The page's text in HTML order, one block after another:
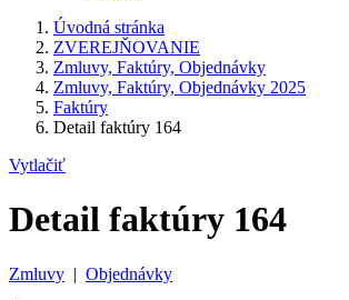
Úvodná stránka
ZVEREJŇOVANIE
Zmluvy, Faktúry, Objednávky
Zmluvy, Faktúry, Objednávky 2025
Faktúry
Detail faktúry 164
Vytlačiť
Detail faktúry 164
Zmluvy | Objednávky